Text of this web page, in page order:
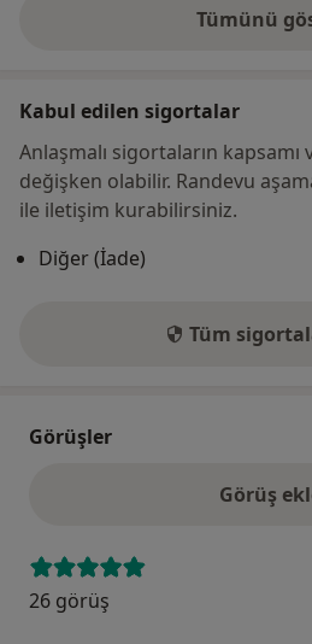
Tümünü
Kabul edilen sigortalar
Anlaşmalı sigortaların
değişken olabilir. Randevu
ile iletişim kurabilirsiniz.
Diğer (İade)
Tüm
Görüşler
Görüş
26 görüş